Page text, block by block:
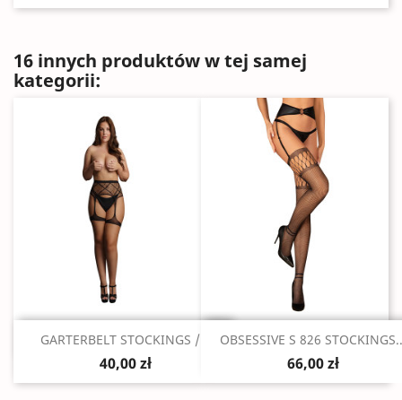
16 innych produktów w tej samej
kategorii:
Szybki podgląd
GARTERBELT STOCKINGS /...
40,00 zł
Szybki podgląd
OBSESSIVE S 826
66,00 zł